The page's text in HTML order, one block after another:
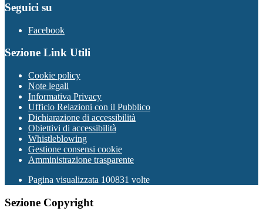
Seguici su
Facebook
Sezione Link Utili
Cookie policy
Note legali
Informativa Privacy
Ufficio Relazioni con il Pubblico
Dichiarazione di accessibilità
Obiettivi di accessibilità
Whistleblowing
Gestione consensi cookie
Amministrazione trasparente
Pagina visualizzata 100831 volte
Sezione Copyright